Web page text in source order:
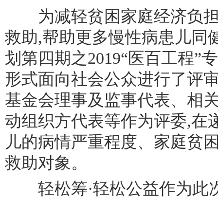
为减轻贫困家庭经济负担
救助,帮助更多慢性病患儿同
划第四期之2019“医百工程”
形式面向社会公众进行了评
基金会理事及监事代表、相
动组织方代表等作为评委,在
儿的病情严重程度、家庭贫
救助对象。
轻松筹·轻松公益作为此